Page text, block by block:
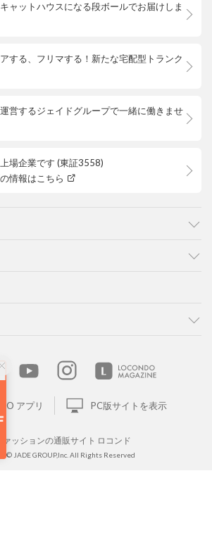
ャットハウスになる段ボールでお届けしま
する、フリマする！新たな宅配型トランク
営するジェイドグループで一緒に働きませ
場企業です (東証3558)
情報はこちら
アプリ PC版サイトを表示
ァッションの通販サイト ロコンド
© JADE GROUP,Inc. All Rights Reserved